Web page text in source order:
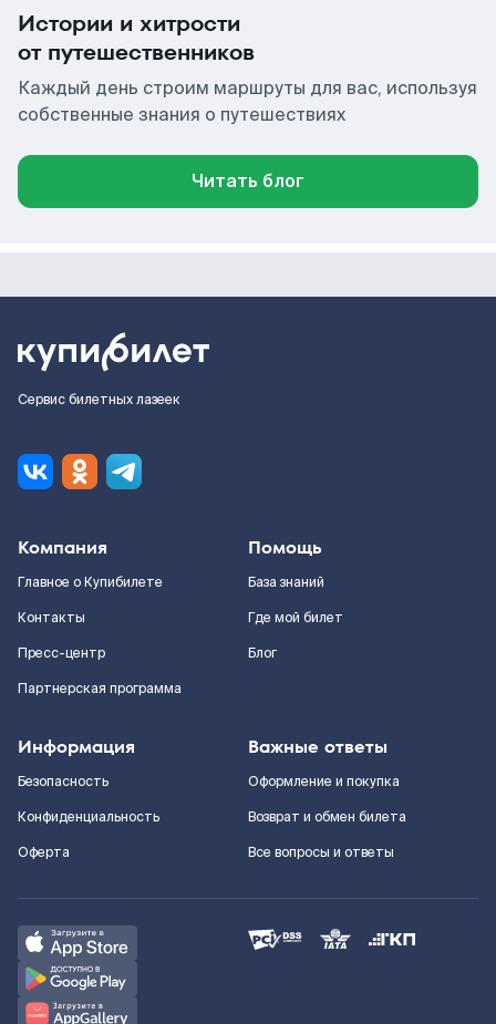
Истории и хитрости
от путешественников
Каждый день строим маршруты для вас, используя
собственные знания о путешествиях
Читать блог
Сервис билетных лазеек
Компания
Главное о Купибилете
Контакты
Пресс-центр
Партнерская программа
Помощь
База знаний
Где мой билет
Блог
Информация
Безопасность
Конфиденциальность
Оферта
Важные ответы
Оформление и покупка
Возврат и обмен билета
Все вопросы и ответы